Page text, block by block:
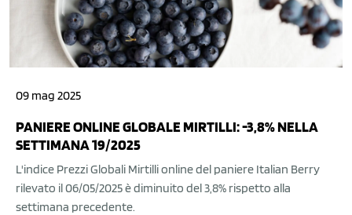
09 mag 2025
PANIERE ONLINE GLOBALE MIRTILLI: -3,8% NELLA
SETTIMANA 19/2025
L'indice Prezzi Globali Mirtilli online del paniere Italian Berry
rilevato il 06/05/2025 è diminuito del 3,8% rispetto alla
settimana precedente.